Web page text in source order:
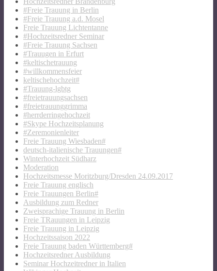
#Freie Trauung in Berlin
#Freie Trauung a.d. Mosel
Freie Trauung Lichtentanne
#Hochzeitsredner Seminar
#Freie Trauung Sachsen
#Trauugen in Erfurt
#keltischetrauung
#willkommensfeier
keltischehochzeit#
#Trauung-lgbtg
#freietrauungsachsen
#freietrauunggrimma
#herrderringehochzeit
#Skype Hochzeitsplanung
#Zeremonienleiter
Freie Trauung Wiesbaden#
deutsch-italienische Trauungen#
Winterhochzeit Südharz
Moderation
Hochzeitsmesse Moritzburg/Dresden 24.09.2017
Freie Trauung englisch
Freie Trauungen Berlin#
Ausbildung zum Redner
Zweisprachige Trauung in Berlin
Freie TRauungen in Leipzig
Freie Trauung in Leipzig
Hochzeitssaison 2022
Freie Trauung baden Württemberg#
Hochzeitsredner Ausbildung
Seminar Hochzeitredner in Italien